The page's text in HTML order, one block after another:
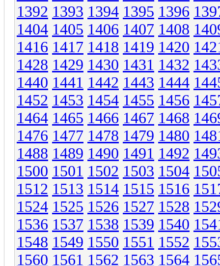
1392 1393 1394 1395 1396
1404 1405 1406 1407 1408
1416 1417 1418 1419 1420
1428 1429 1430 1431 1432
1440 1441 1442 1443 1444
1452 1453 1454 1455 1456
1464 1465 1466 1467 1468
1476 1477 1478 1479 1480
1488 1489 1490 1491 1492
1500 1501 1502 1503 1504
1512 1513 1514 1515 1516
1524 1525 1526 1527 1528
1536 1537 1538 1539 1540
1548 1549 1550 1551 1552
1560 1561 1562 1563 1564